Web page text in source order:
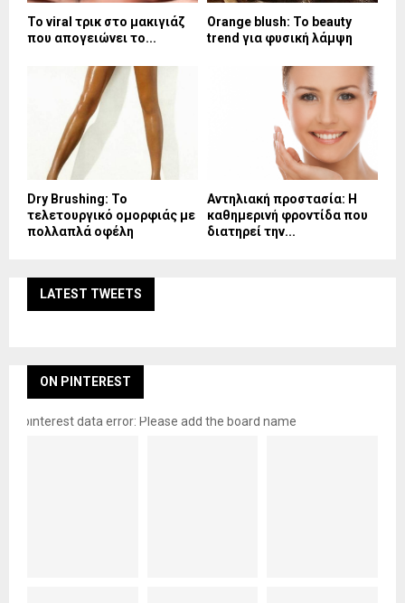
Το viral τρικ στο μακιγιάζ
που απογειώνει το...
Orange blush: Το beauty
trend για φυσική λάμψη
Dry Brushing: Το
τελετουργικό ομορφιάς με
πολλαπλά οφέλη
Αντηλιακή προστασία: Η
καθημερινή φροντίδα που
διατηρεί την...
LATEST TWEETS
ON PINTEREST
pinterest data error: Please add the board name